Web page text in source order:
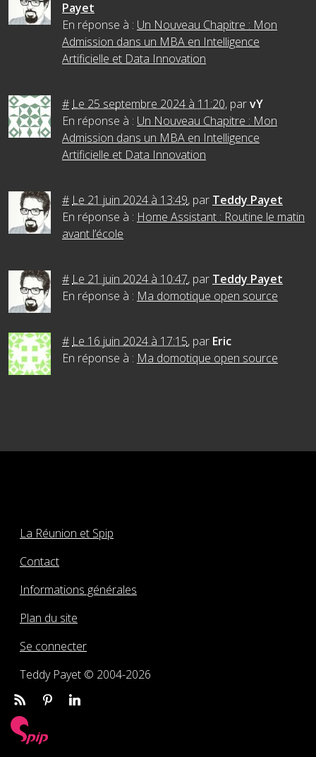
Payet
En réponse à : Un Nouveau Chapitre : Mon
Admission dans un MBA en Intelligence
Artificielle et Data Innovation
# Le 25 septembre 2024 à 11:20, parvY
En réponse à : Un Nouveau Chapitre : Mon
Admission dans un MBA en Intelligence
Artificielle et Data Innovation
# Le 21 juin 2024 à 13:49, par Teddy Payet
En réponse à : Home Assistant : Routine le matin
avant l’école
# Le 21 juin 2024 à 10:47, par Teddy Payet
En réponse à : Ma domotique open source
# Le 16 juin 2024 à 17:15, par Eric
En réponse à : Ma domotique open source
La Réunion et Spip
Contact
Informations générales
Plan du site
Se connecter
Teddy Payet © 2004-2026
Rss